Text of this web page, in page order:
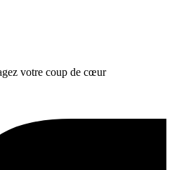
votre coup de cœur